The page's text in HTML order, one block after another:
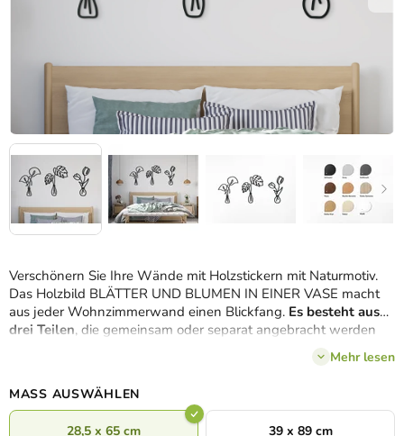
Verschönern Sie Ihre Wände mit Holzstickern mit Naturmotiv.
Das Holzbild BLÄTTER UND BLUMEN IN EINER VASE macht
aus jeder Wohnzimmerwand einen Blickfang. Es besteht aus
drei Teilen, die gemeinsam oder separat angebracht werden
können. Die Blumen hellen den Innenraum auf und sorgen für
Mehr lesen
MASS AUSWÄHLEN
28,5 x 65 cm 39 x 89 cm